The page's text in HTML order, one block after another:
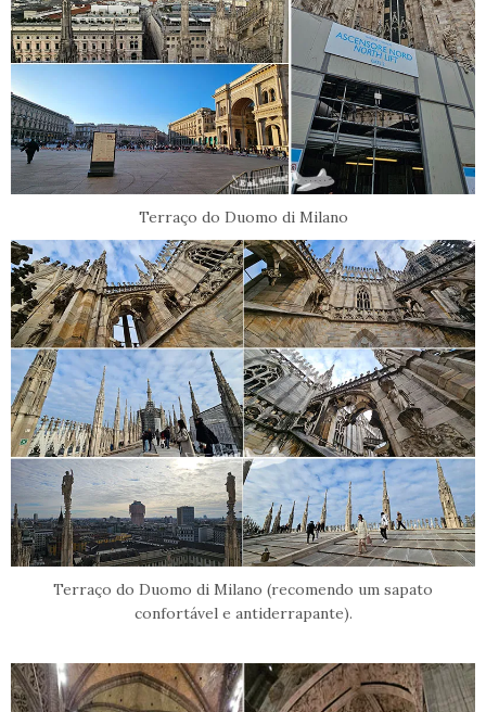
Terraço do Duomo di Milano
Terraço do Duomo di Milano (recomendo um sapato
confortável e antiderrapante).